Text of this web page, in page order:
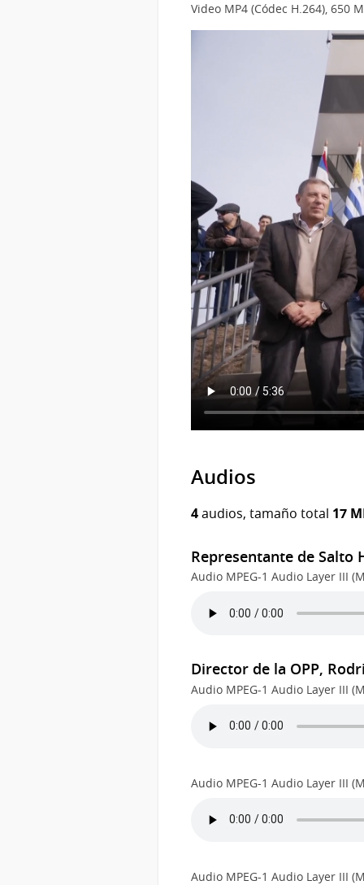
Video MP4 (Códec H.264), 650
Audios
4audios, tamaño total 17
Representante de Salto
Audio MPEG-1 Audio Layer III
Director de la OPP,
Audio MPEG-1 Audio Layer III
Audio MPEG-1 Audio Layer III
Audio MPEG-1 Audio Layer III